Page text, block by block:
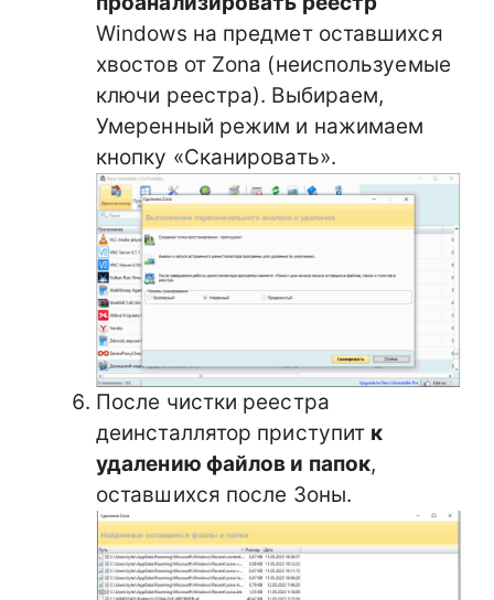
Windows на предмет оставшихся
хвостов от Zona (неиспользуемые
ключи реестра). Выбираем,
Умеренный режим и нажимаем
кнопку «Сканировать».
После чистки реестра
деинсталлятор приступит к
удалению файлов и папок,
оставшихся после Зоны.